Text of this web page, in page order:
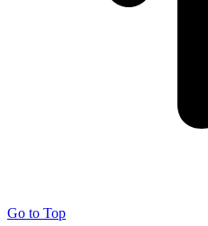
Go to Top